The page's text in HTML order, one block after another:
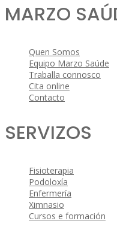
MARZO
Quen Somos
Equipo Marzo Saúde
Traballa connosco
Cita online
Contacto
SERVIZOS
Fisioterapia
Podoloxía
Enfermería
Ximnasio
Cursos e formación